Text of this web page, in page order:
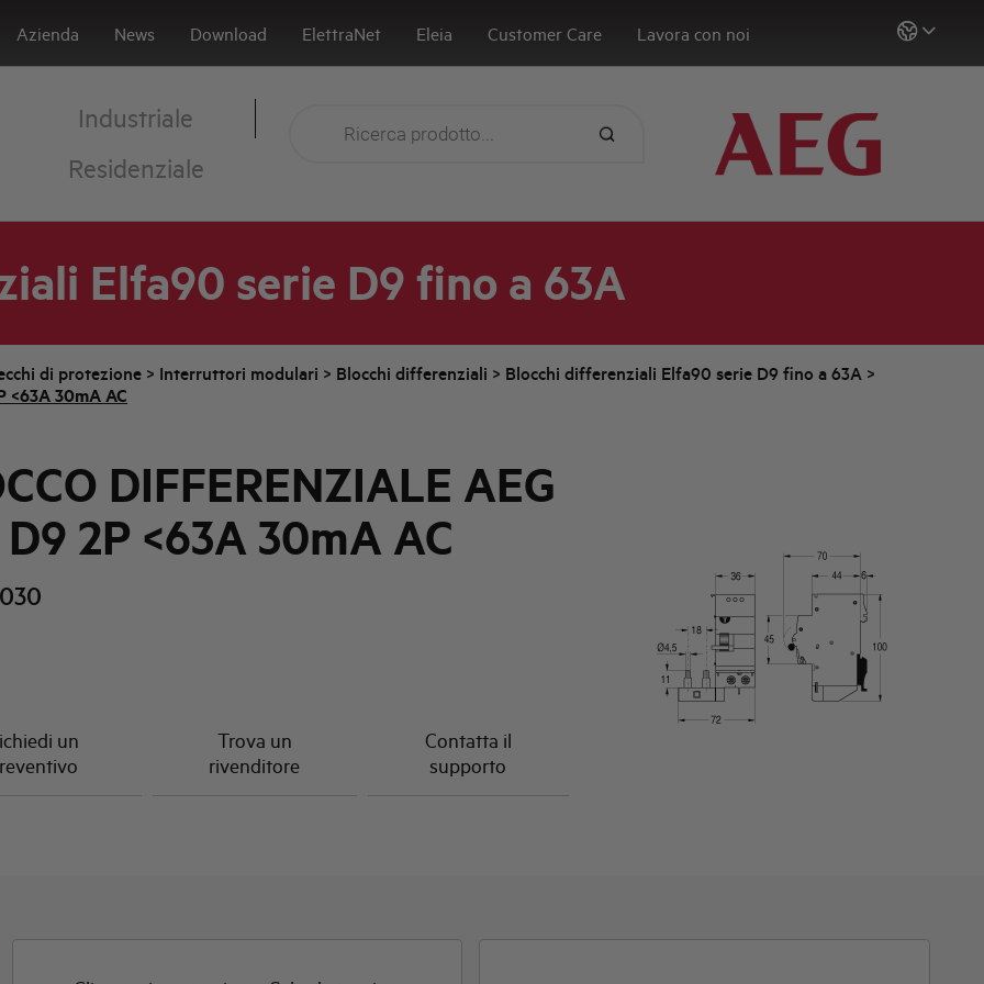
Azienda News Download ElettraNet Eleia Customer Care Lavora con noi
Industriale
Residenziale
Elfa90 serie D9 fino a 63A
di protezione > Interruttori modulari > Blocchi differenziali > Blocchi differenziali Elfa90 serie D9 fino a 63A >
<63A 30mA AC
DIFFERENZIALE AEG
2P <63A 30mA AC
un
Trova un
rivenditore
Contatta il
supporto